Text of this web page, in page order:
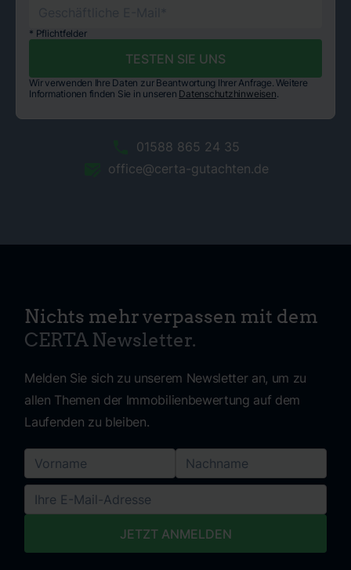
* Pflichtfelder
Wir verwenden Ihre Daten zur Beantwortung Ihrer Anfrage. Weitere
Informationen finden Sie in unseren Datenschutzhinweisen
01588 865 24 35
office@certa-gutachten.de
Nichts mehr verpassen mit dem
CERTA Newsletter.
Melden Sie sich zu unserem Newsletter an, um zu
allen Themen der Immobilienbewertung auf dem
Laufenden zu bleiben.